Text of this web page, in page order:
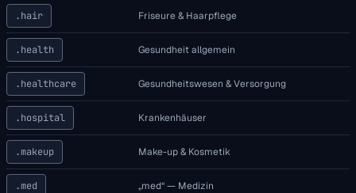
.hair Friseure & Haarpflege
.health Gesundheit allgemein
.healthcare Gesundheitswesen & Versorgung
.hospital Krankenhäuser
.makeup Make-up & Kosmetik
.med „med“ — Medizin